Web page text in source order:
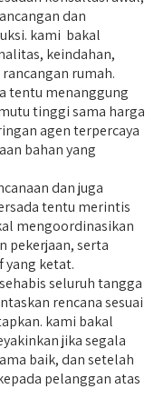
dan
kami bakal
keindahan,
rumah.
tentu menanggung
tinggi sama harga
agen terpercaya
bahan yang
dan juga
tentu merintis
mengoordinasikan
pekerjaan, serta
yang ketat.
sehabis seluruh tangga
rencana sesuai
kami bakal
jika segala
baik, dan setelah
pelanggan atas